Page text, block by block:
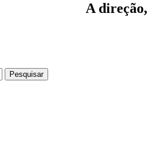
A direção,